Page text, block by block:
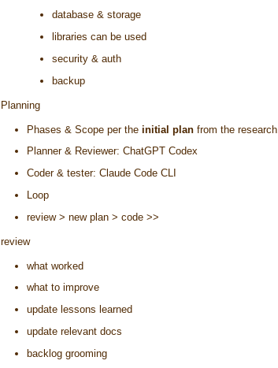
database & storage
libraries can be used
security & auth
backup
Planning
Phases & Scope per the initial planfrom the research.
Planner & Reviewer: ChatGPT Codex
Coder & tester: Claude Code CLI
Loop
review > new plan > code >>
review
what worked
what to improve
update lessons learned
update relevant docs
backlog grooming